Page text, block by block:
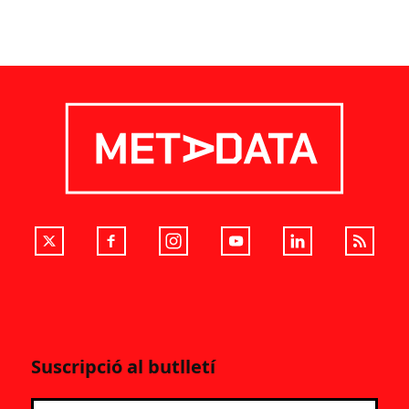
Suscripció al butlletí